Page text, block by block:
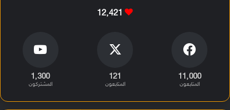
12٬421
11٬000
المتابعون
121
المتابعون
1٬300
المشتركون